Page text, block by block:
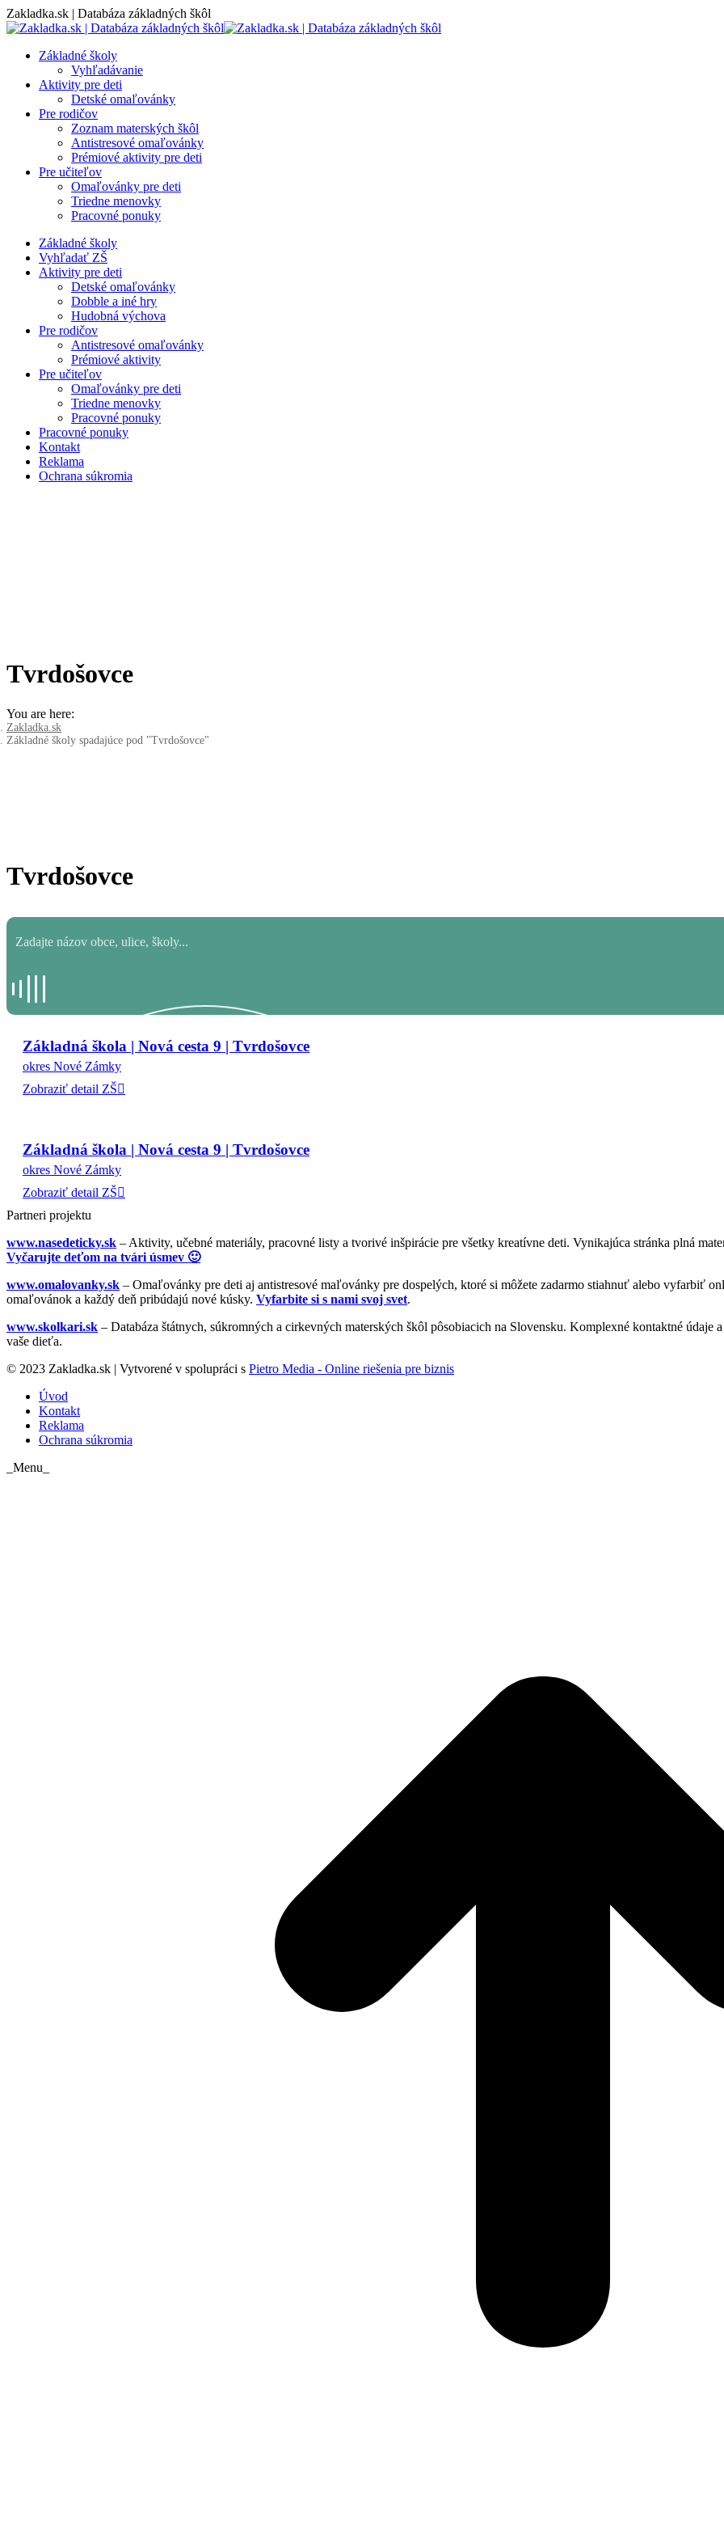
Skip
to
Zakladka.sk | Databáza základných škôl
Základné školy
Vyhľadávanie
Aktivity pre deti
Detské omaľovánky
Pre rodičov
Zoznam materských škôl
Antistresové omaľovánky
Prémiové aktivity pre deti
Pre učiteľov
Omaľovánky pre deti
Triedne menovky
Pracovné ponuky
Základné školy
Vyhľadať ZŠ
Aktivity pre deti
Detské omaľovánky
Dobble a iné hry
Hudobná výchova
Pre rodičov
Antistresové omaľovánky
Prémiové aktivity
Pre učiteľov
Omaľovánky pre deti
Triedne menovky
Pracovné ponuky
Pracovné ponuky
Kontakt
Reklama
Ochrana súkromia
Tvrdošovce
You are here:
Zakladka.sk
Základné školy spadajúce pod "Tvrdošovce"
Tvrdošovce
Základná škola | Nová cesta 9 | Tvrdošovce
okres Nové Zámky
Zobraziť detail ZŠ
Základná škola | Nová cesta 9 | Tvrdošovce
okres Nové Zámky
Zobraziť detail ZŠ
Partneri projektu
www.nasedeticky.sk – Aktivity, učebné materiály, pracovné listy a tvorivé inšpirácie pre všetky kreatívne deti. Vynikajúca stránka plná
Vyčarujte deťom na tvári úsmev 🙂
www.omalovanky.sk – Omaľovánky pre deti aj antistresové maľovánky pre dospelých, ktoré si môžete zadarmo stiahnuť alebo vyfarbiť
omaľovánok a každý deň pribúdajú nové kúsky. Vyfarbite si s nami svoj svet.
www.skolkari.sk – Databáza štátnych, súkromných a cirkevných materských škôl pôsobiacich na Slovensku. Komplexné kontaktné
vaše dieťa.
© 2023 Zakladka.sk | Vytvorené v spolupráci s Pietro Media - Online riešenia pre biznis
Úvod
Kontakt
Reklama
Ochrana súkromia
_Menu_